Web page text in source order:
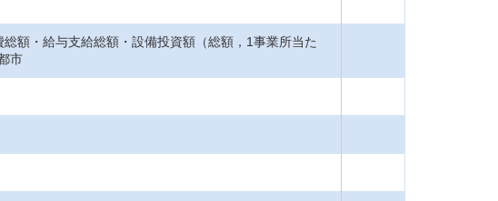
額・給与支給総額・設備投資額（総額，1事業所当た
市